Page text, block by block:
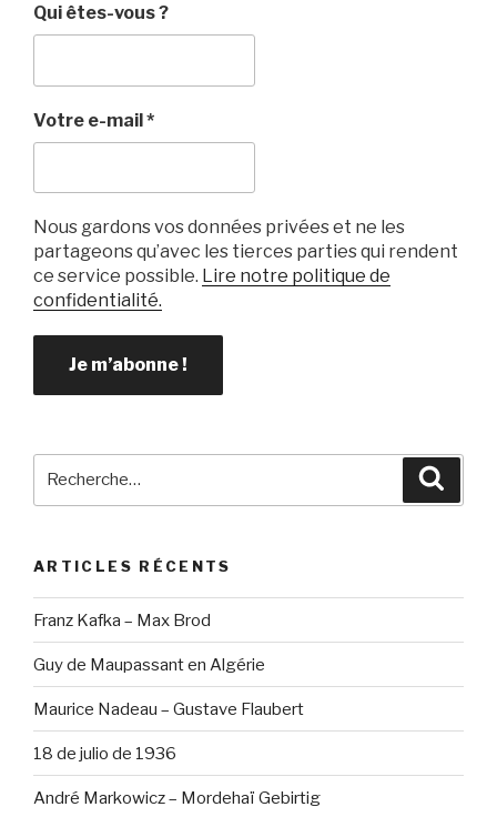
b
o
o
k
Qui êtes-vous ?
Votre e-mail*
Nous gardons vos données privées et ne les
partageons qu’avec les tierces parties qui rendent
ce service possible. Lire notre politique de
confidentialité.
ARTICLES RÉCENTS
Franz Kafka – Max Brod
Guy de Maupassant en Algérie
Maurice Nadeau – Gustave Flaubert
18 de julio de 1936
André Markowicz – Mordehaï Gebirtig